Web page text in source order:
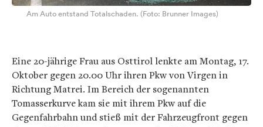
Am Auto entstand Totalschaden. (Foto: Brunner Images)
Eine 20-jährige Frau aus Osttirol lenkte am Montag, 17.
Oktober gegen 20.00 Uhr ihren Pkw von Virgen in
Richtung Matrei. Im Bereich der sogenannten
Tomasserkurve kam sie mit ihrem Pkw auf die
Gegenfahrbahn und stieß mit der Fahrzeugfront gegen